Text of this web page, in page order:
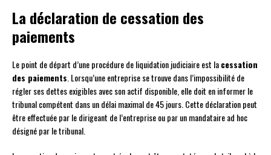
La déclaration de cessation des
paiements
Le point de départ d’une procédure de liquidation judiciaire est lacessation
des paiements. Lorsqu’une entreprise se trouve dans l’impossibilité de
régler ses dettes exigibles avec son actif disponible, elle doit en informer le
tribunal compétent dans un délai maximal de 45 jours. Cette déclaration peut
être effectuée par le dirigeant de l’entreprise ou par un mandataire ad hoc
désigné par le tribunal.